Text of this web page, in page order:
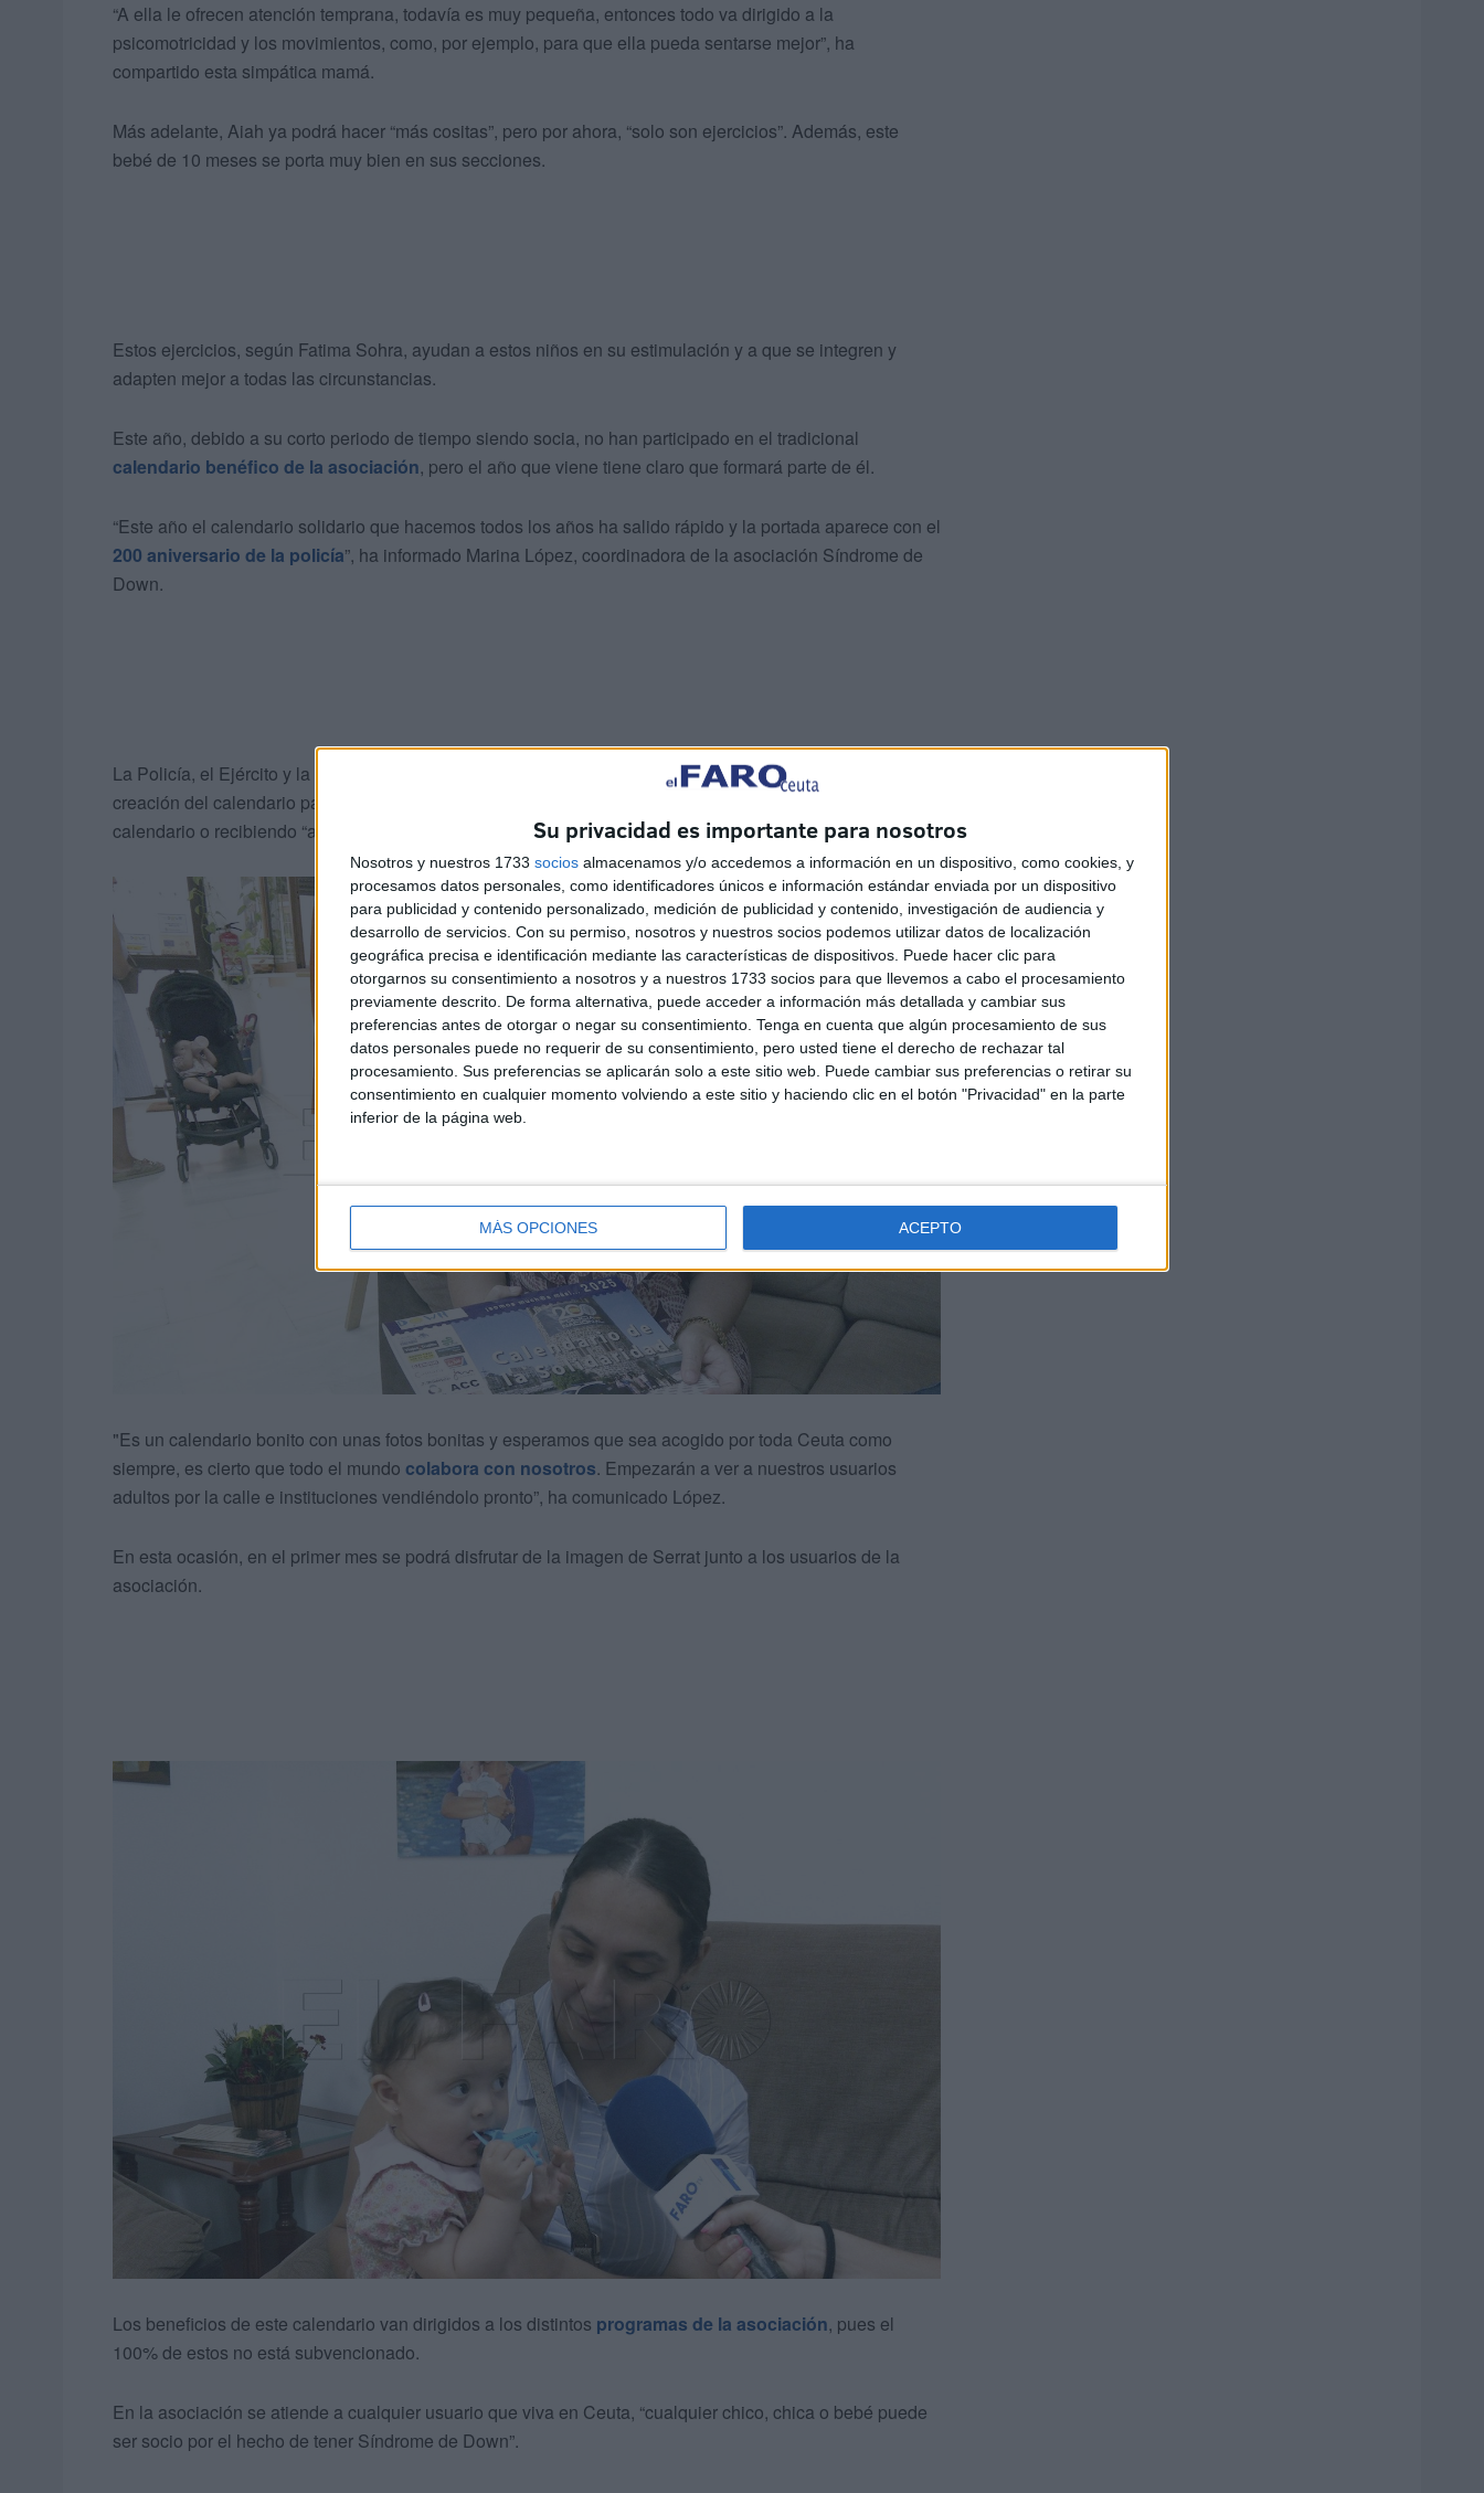
Su privacidad es importante para nosotros
Nosotros y nuestros 1733 socios almacenamos y/o accedemos a información en un dispositivo, como cookies, y
procesamos datos personales, como identificadores únicos e información estándar enviada por un dispositivo
para publicidad y contenido personalizado, medición de publicidad y contenido, investigación de audiencia y
desarrollo de servicios. Con su permiso, nosotros y nuestros socios podemos utilizar datos de localización
geográfica precisa e identificación mediante las características de dispositivos. Puede hacer clic para
otorgarnos su consentimiento a nosotros y a nuestros 1733 socios para que llevemos a cabo el procesamiento
previamente descrito. De forma alternativa, puede acceder a información más detallada y cambiar sus
preferencias antes de otorgar o negar su consentimiento. Tenga en cuenta que algún procesamiento de sus
datos personales puede no requerir de su consentimiento, pero usted tiene el derecho de rechazar tal
procesamiento. Sus preferencias se aplicarán solo a este sitio web. Puede cambiar sus preferencias o retirar su
consentimiento en cualquier momento volviendo a este sitio y haciendo clic en el botón "Privacidad" en la parte
inferior de la página web.
MÁS OPCIONES ACEPTO
“A ella le ofrecen atención temprana, todavía es muy pequeña, entonces todo va dirigido a la
psicomotricidad y los movimientos, como, por ejemplo, para que ella pueda sentarse mejor”, ha
compartido esta simpática mamá.
Más adelante, Aiah ya podrá hacer “más cositas”, pero por ahora, “solo son ejercicios”. Además, este
bebé de 10 meses se porta muy bien en sus secciones.
Estos ejercicios, según Fatima Sohra, ayudan a estos niños en su estimulación y a que se integren y
adapten mejor a todas las circunstancias.
Este año, debido a su corto periodo de tiempo siendo socia, no han participado en el tradicional
calendario benéfico de la asociación, pero el año que viene tiene claro que formará parte de él.
“Este año el calendario solidario que hacemos todos los años ha salido rápido y la portada aparece con el
200 aniversario de la policía”, ha informado Marina López, coordinadora de la asociación Síndrome de
Down.
La Policía, el Ejército y la Guardia Civil son habituales colaboradores de esta asociación tanto en la
creación del calendario participando en las
calendario o recibiendo “a los chicos” de la asociación en los cuarteles o comisarías.
"Es un calendario bonito con unas fotos bonitas y esperamos que sea acogido por toda Ceuta como
siempre, es cierto que todo el mundo colabora con nosotros. Empezarán a ver a nuestros usuarios
adultos por la calle e instituciones vendiéndolo pronto”, ha comunicado López.
En esta ocasión, en el primer mes se podrá disfrutar de la imagen de Serrat junto a los usuarios de la
asociación.
Los beneficios de este calendario van dirigidos a los distintos programas de la asociación, pues el
100% de estos no está subvencionado.
En la asociación se atiende a cualquier usuario que viva en Ceuta, “cualquier chico, chica o bebé puede
ser socio por el hecho de tener Síndrome de Down”.